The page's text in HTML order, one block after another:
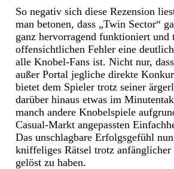
So negativ sich diese Rezension
man betonen, dass „Twin Sector“
ganz hervorragend funktioniert und
offensichtlichen Fehler eine
alle Knobel-Fans ist. Nicht nur,
außer Portal jegliche direkte
bietet dem Spieler trotz seiner
darüber hinaus etwas im
manch andere Knobelspiele
Casual-Markt angepassten
Das unschlagbare Erfolgsgefühl
kniffeliges Rätsel trotz
gelöst zu haben.